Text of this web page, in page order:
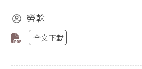
勞榦
全文下載